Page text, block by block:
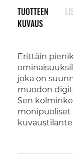
TUOTTEEN
KUVAUS
Erittäin
joka on
muodon
Sen
monipuoliset